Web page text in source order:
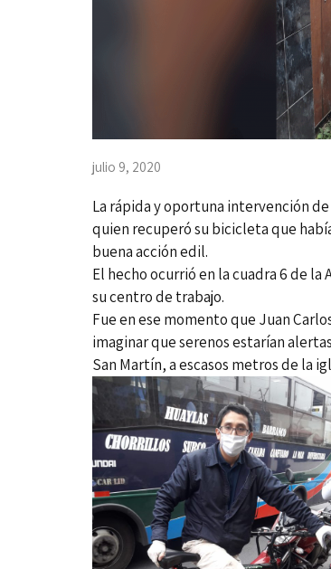
julio 9, 2020
La rápida y oportuna intervención
quien recuperó su bicicleta que
buena acción edil.
El hecho ocurrió en la cuadra 6 de la
su centro de trabajo.
Fue en ese momento que Juan
imaginar que serenos estarían
San Martín, a escasos metros de la